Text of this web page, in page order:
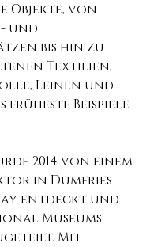
Objekte, von
und
bis hin zu
Textilien,
Leinen und
Beispiele
2014 von einem
in Dumfries
entdeckt und
Museums
Mit